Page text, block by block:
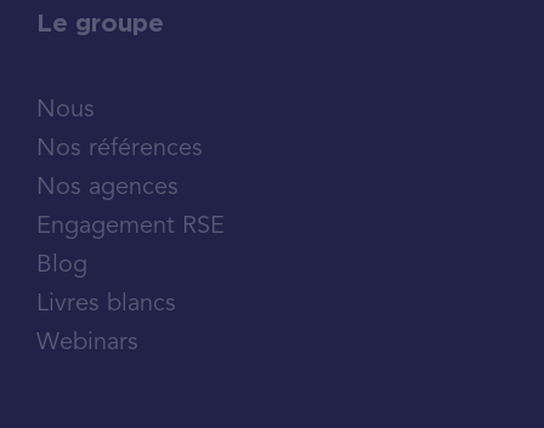
Le groupe
Nous
Nos références
Nos agences
Engagement RSE
Blog
Livres blancs
Webinars